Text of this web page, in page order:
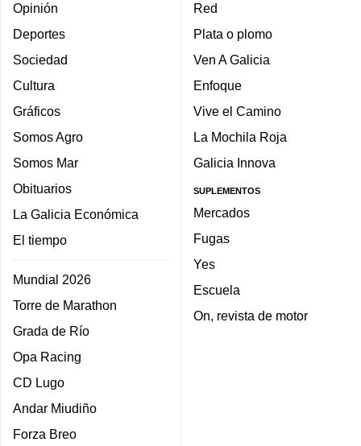
Opinión
Deportes
Sociedad
Cultura
Gráficos
Somos Agro
Somos Mar
Obituarios
La Galicia Económica
El tiempo
Mundial 2026
Torre de Marathon
Grada de Río
Opa Racing
CD Lugo
Andar Miudiño
Forza Breo
Red
Plata o plomo
Ven A Galicia
Enfoque
Vive el Camino
La Mochila Roja
Galicia Innova
SUPLEMENTOS
Mercados
Fugas
Yes
Escuela
On, revista de motor